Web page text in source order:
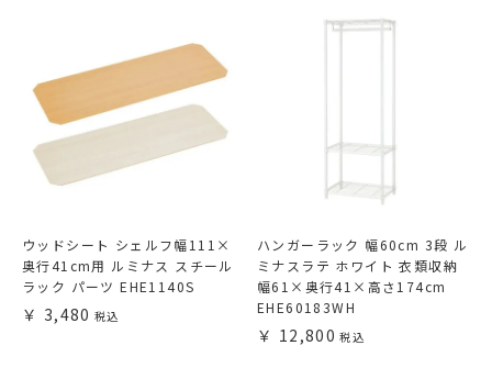
ウッドシート シェルフ幅111×
奥行41cm用 ルミナス スチール
ラック パーツ EHE1140S
3,480
ハンガーラック 幅60cm 3段 ル
ミナスラテ ホワイト 衣類収納
幅61×奥行41×高さ174cm
EHE60183WH
12,800